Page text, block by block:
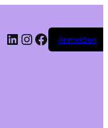
LinkedIn
Instagram
Facebook
Anmelden